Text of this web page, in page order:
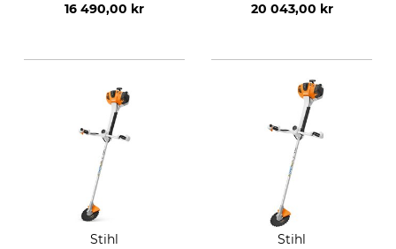
16 490,00 kr
20 043,00 kr
Stihl
Stihl